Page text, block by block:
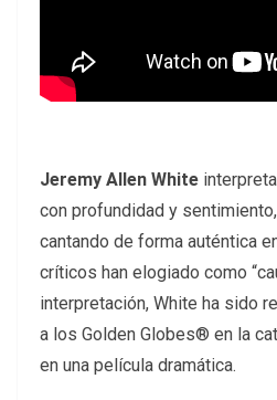
Jeremy Allen White
con profundidad y
cantando de forma auténtica
críticos han elogiado como
interpretación, White ha sido
a los Golden Globes® en la
en una película dramática.